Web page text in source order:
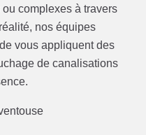
complexes à travers
nos équipes
vous appliquent des
de canalisations